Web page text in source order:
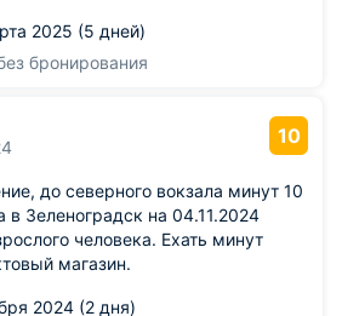
2025 (5 дней)
бронирования
10
до северного вокзала минут 10
Зеленоградск на 04.11.2024
человека. Ехать минут
магазин.
2024 (2 дня)